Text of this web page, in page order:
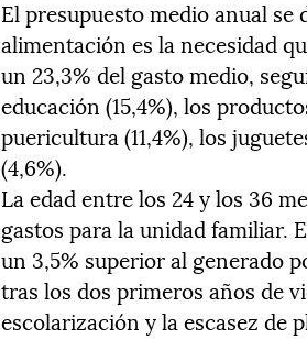
El presupuesto medio anual
alimentación es la necesidad
un 23,3% del gasto medio,
educación (15,4%), los
puericultura (11,4%), los
(4,6%).
La edad entre los 24 y los 36
gastos para la unidad familiar.
un 3,5% superior al generado
tras los dos primeros años de
escolarización y la escasez de